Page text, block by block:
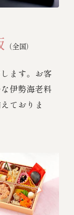
（全国）
ます。お客
伊勢海老料
ておりま